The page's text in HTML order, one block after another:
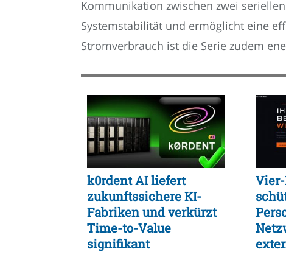
Kommunikation zwischen zwei
Systemstabilität und ermöglicht eine
Stromverbrauch ist die Serie zudem
k0rdent AI liefert
zukunftssichere KI-
Fabriken und verkürzt
Time-to-Value
signifikant